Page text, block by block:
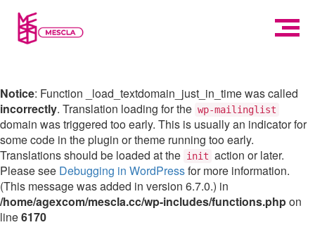
Notice: Function _load_textdomain_just_in_time was called
incorrectly. Translation loading for the wp-mailinglist
domain was triggered too early. This is usually an indicator for
some code in the plugin or theme running too early.
Translations should be loaded at the init action or later.
Please see Debugging in WordPressfor more information.
(This message was added in version 6.7.0.) in
/home/agexcom/mescla.cc/wp-includes/functions.phpon
line6170